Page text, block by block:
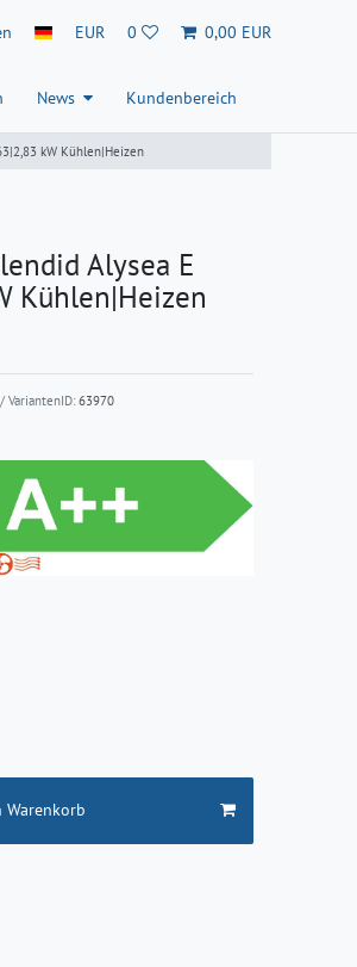
EUR 0 0,00 EUR
News Kundenbereich
kW Kühlen|Heizen
Alysea E
Kühlen|Heizen
/ VariantenID: 63970
Warenkorb